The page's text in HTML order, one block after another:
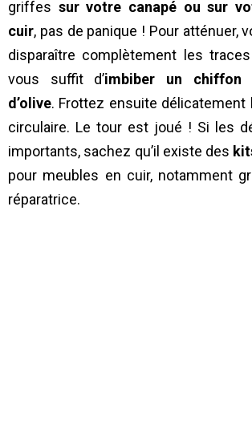
griffes sur votre canapé ou sur
cuir, pas de panique ! Pour atténuer,
disparaître complètement les
vous suffit d’imbiber un chiffon
d’olive. Frottez ensuite délicatement
circulaire. Le tour est joué ! Si les
importants, sachez qu’il existe des
pour meubles en cuir, notamment
réparatrice.